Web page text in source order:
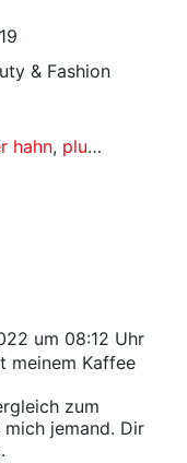
19
& Fashion
hahn, plussize-mode
um 08:12 Uhr
meinem Kaffee
zum
jemand. Dir